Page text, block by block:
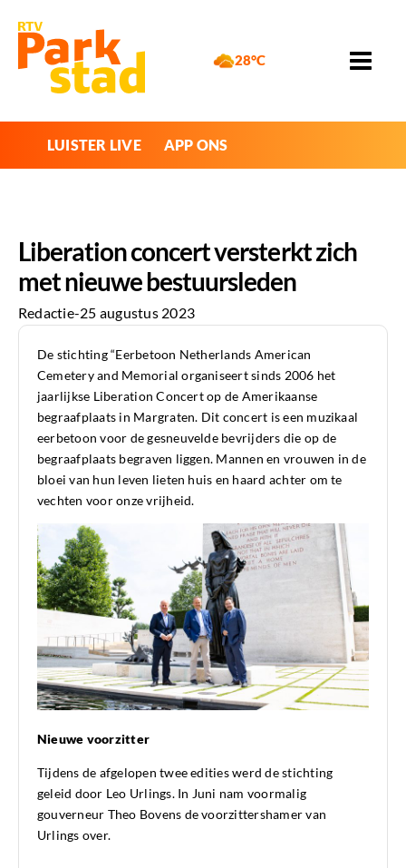
28°C
LUISTER LIVE APP ONS
Liberation concert versterkt zich
met nieuwe bestuursleden
Redactie-25 augustus 2023
De stichting “Eerbetoon Netherlands American
Cemetery and Memorial organiseert sinds 2006 het
jaarlijkse Liberation Concert op de Amerikaanse
begraafplaats in Margraten. Dit concert is een muzikaal
eerbetoon voor de gesneuvelde bevrijders die op de
begraafplaats begraven liggen. Mannen en vrouwen in de
bloei van hun leven lieten huis en haard achter om te
vechten voor onze vrijheid.
Nieuwe voorzitter
Tijdens de afgelopen twee edities werd de stichting
geleid door Leo Urlings. In Juni nam voormalig
gouverneur Theo Bovens de voorzittershamer van
Urlings over.